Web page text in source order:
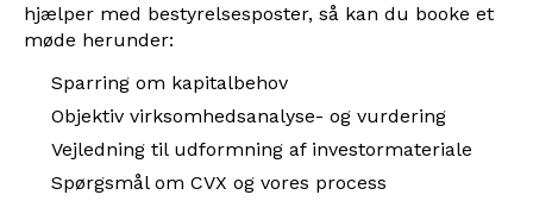
hjælper med bestyrelsesposter, så kan du booke et
møde herunder:
Sparring om kapitalbehov
Objektiv virksomhedsanalyse- og vurdering
Vejledning til udformning af investormateriale
Spørgsmål om CVX og vores process